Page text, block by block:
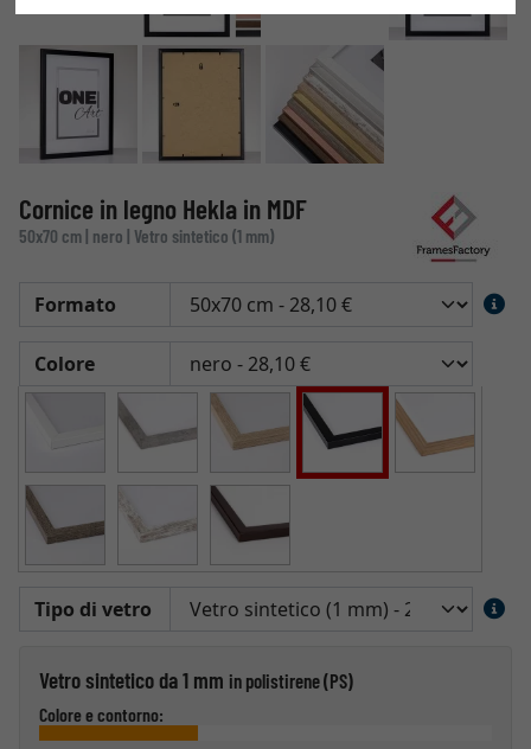
Cornice in legno Hekla in MDF
50x70 cm | nero | Vetro sintetico (1 mm)
Formato
Colore
Tipo di vetro
Vetro sintetico da 1 mm in polistirene (PS)
Colore e contorno: